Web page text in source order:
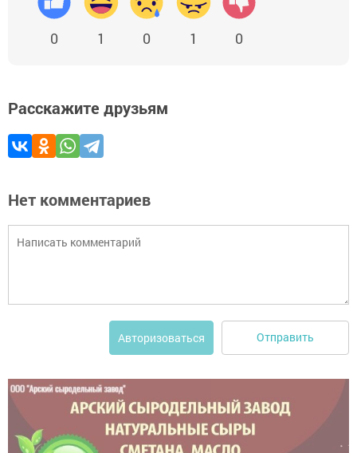
0 1 0 1 0
Расскажите друзьям
Нет комментариев
Авторизоваться Отправить